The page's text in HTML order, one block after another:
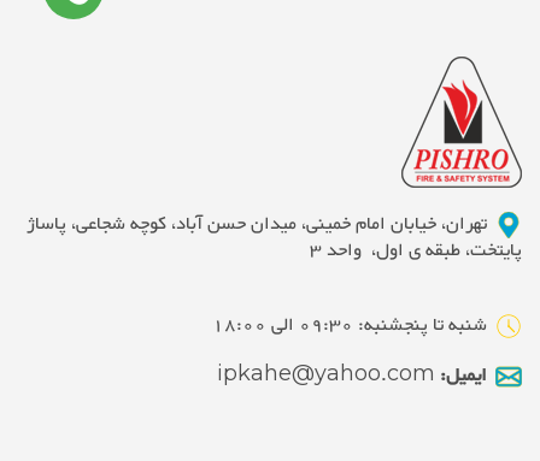
تهران، خیابان امام خمینی، میدان حسن آباد، کوچه شجاعی، پاساژ
پایتخت، طبقه ی اول، واحد 3
شنبه تا پنجشنبه: 09:30 الی 18:00
ایمیل: